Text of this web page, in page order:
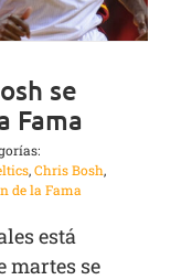
se
Fama
,Chris Bosh,
de la Fama
está
martes se